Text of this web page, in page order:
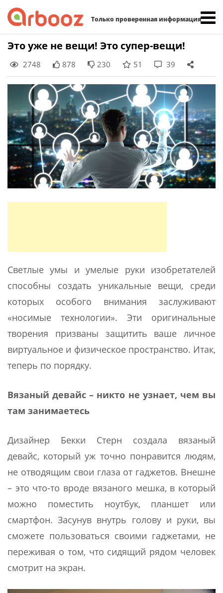
Только проверенная информация
Skip
content
Это уже не вещи! Это супер-вещи!
2748 878 230 51 39
Светлые умы и умелые руки изобретателей
способны создать уникальные вещи, среди
которых особого внимания заслуживают
«носимые технологии». Эти оригинальные
творения призваны защитить ваше личное
виртуальное и физическое пространство. Итак,
теперь по порядку.
Вязаный девайс – никто не узнает, чем вы
там занимаетесь
Дизайнер Бекки Стерн создала вязаный
девайс, который уж точно понравится людям,
не отводящим свои глаза от гаджетов. Внешне
– это что-то вроде вязаного мешка, в который
можно поместить ноутбук, планшет или
смартфон. Засунув внутрь голову и руки, вы
сможете пользоваться своими гаджетами, не
переживая о том, что сидящий рядом человек
смотрит на экран.
Найти: